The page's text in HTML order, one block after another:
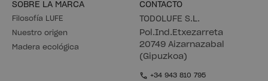
SOBRE LA MARCA
Filosofía LUFE
Nuestro origen
Madera ecológica
CONTACTO
TODOLUFE S.L.
Pol.Ind.Etxezarreta
20749 Aizarnazabal
(Gipuzkoa)
+34 943 810 795